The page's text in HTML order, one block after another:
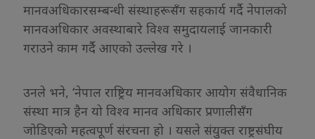
मानवअधिकारसम्बन्धी संस्थाहरूसँग सहकार्य गर्दै नेपालको
मानवअधिकार अवस्थाबारे विश्व समुदायलाई जानकारी
गराउने काम गर्दै आएको उल्लेख गरे ।
उनले भने, ‘नेपाल राष्ट्रिय मानवअधिकार आयोग संवैधानिक
संस्था मात्र हैन यो विश्व मानव अधिकार प्रणालीसँग
जोडिएको महत्वपूर्ण संरचना हो । यसले संयुक्त राष्ट्रसंघीय